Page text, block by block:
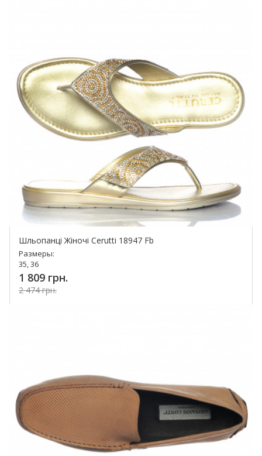
Шльопанці Жіночі Cerutti 18947 Fb
Размеры:
35, 36
1 809 грн.
2 474 грн.